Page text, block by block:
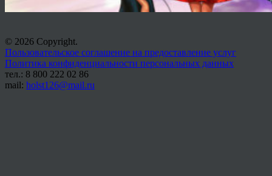
© 2026 Copyright.
Пользовательское соглашение на предоставление услуг
Политика конфиденциальности персональных данных
тел.: 8 800 222 02 86
mail: holst126@mail.ru